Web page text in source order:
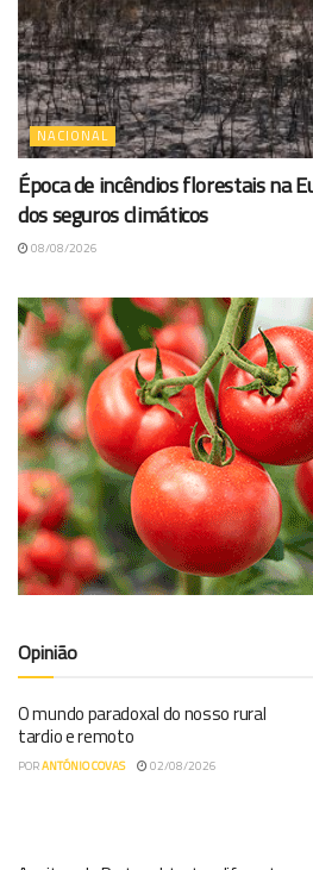
NACIONAL
Época de incêndios florestais na
dos seguros climáticos
08/08/2026
Opinião
O mundo paradoxal do nosso rural
tardio e remoto
PORANTÓNIO COVAS 02/08/2026